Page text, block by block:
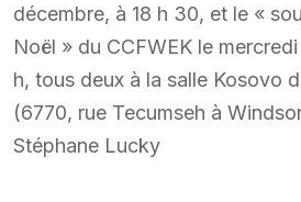
décembre, à 18 h 30, et le «
Noël » du CCFWEK le
h, tous deux à la salle Kosovo
(6770, rue Tecumseh à
Stéphane Lucky